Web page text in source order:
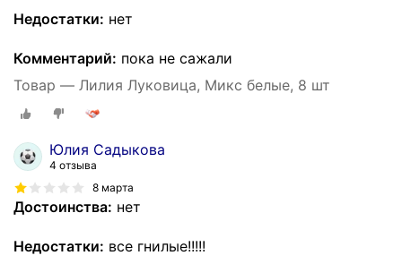
Недостатки: нет
Комментарий: пока не сажали
Товар — Лилия Луковица, Микс белые, 8 шт
Юлия Садыкова
4 отзыва
8 марта
Достоинства: нет
Недостатки: все гнилые!!!!!